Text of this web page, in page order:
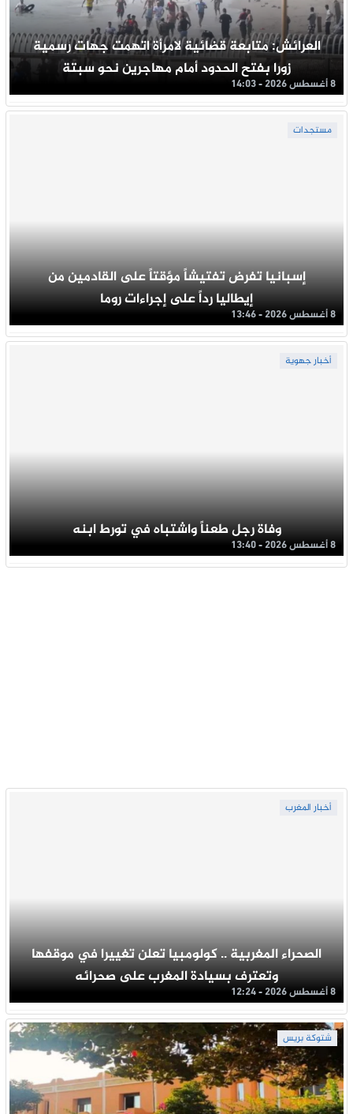
العرائش: متابعة قضائية لامرأة اتهمت جهات رسمية
زورا بفتح الحدود أمام مهاجرين نحو سبتة
8 أغسطس 2026 - 14:03
مستجدات
إسبانيا تفرض تفتيشاً مؤقتاً على القادمين من
إيطاليا رداً على إجراءات روما
8 أغسطس 2026 - 13:46
أخبار جهوية
وفاة رجل طعناً واشتباه في تورط ابنه
8 أغسطس 2026 - 13:40
أخبار المغرب
الصحراء المغربية .. كولومبيا تعلن تغييرا في موقفها
وتعترف بسيادة المغرب على صحرائه
8 أغسطس 2026 - 12:24
شتوكة بريس